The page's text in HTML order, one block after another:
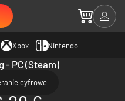
Xbox Nintendo
- PC (Steam)
cyfrowe